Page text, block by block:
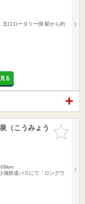
北口ロータリー側 駅から約
る
お気に入
りに追加
（こうみょう
湊鉄道バスにて「ロングウ